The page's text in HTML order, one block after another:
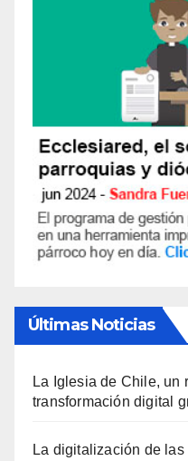
Últimas Noticias
La Iglesia de Chile, un
transformación digital
La digitalización de